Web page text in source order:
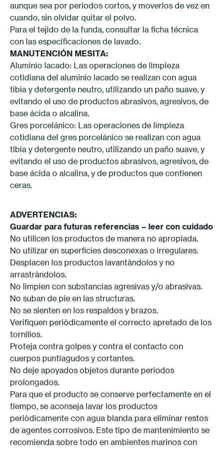
aunque sea por períodos cortos, y moverlos de vez en
cuando, sin olvidar quitar el polvo.
Para el tejido de la funda, consultar la ficha técnica
con las especificaciones de lavado.
MANUTENCIÓN MESITA:
Aluminio lacado: Las operaciones de limpieza
cotidiana del aluminio lacado se realizan con agua
tibia y detergente neutro, utilizando un paño suave, y
evitando el uso de productos abrasivos, agresivos, de
base ácida o alcalina.
Gres porcelánico: Las operaciones de limpieza
cotidiana del gres porcelánico se realizan con agua
tibia y detergente neutro, utilizando un paño suave, y
evitando el uso de productos abrasivos, agresivos, de
base ácida o alcalina, y de productos que contienen
ceras.
ADVERTENCIAS:
Guardar para futuras referencias – leer con cuidado
No utilicen los productos de manera no apropiada.
No utilizar en superficies desconexas o irregulares.
Desplacen los productos lavantàndolos y no
arrastràndolos.
No limpien con substancias agresivas y/o abrasivas.
No suban de pie en las structuras.
No se sienten en los respaldos y brazos.
Verifiquen periòdicamente el correcto apretado de los
tornillos.
Proteja contra golpes y contra el contacto con
cuerpos puntiagudos y cortantes.
No deje apoyados objetos durante periodos
prolongados.
Para que el producto se conserve perfectamente en el
tiempo, se aconseja lavar los productos
periòdicamente con agua blanda para eliminar restos
de agentes corrosivos. Este tipo de mantenimiento se
recomienda sobre todo en ambientes marinos con